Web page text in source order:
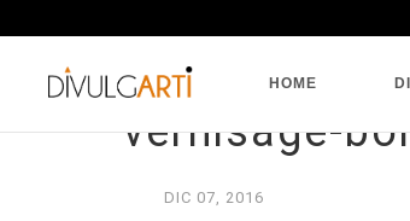
HOME
vernisage-
DIC 07, 2016